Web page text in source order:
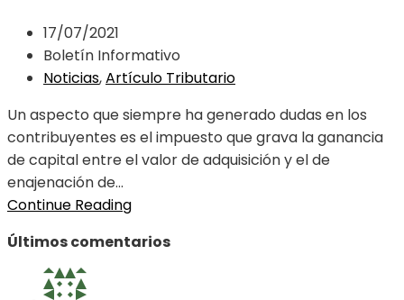
17/07/2021
Boletín Informativo
Noticias,Artículo Tributario
Un aspecto que siempre ha generado dudas en los
contribuyentes es el impuesto que grava la ganancia
de capital entre el valor de adquisición y el de
enajenación de...
Continue Reading
Últimos comentarios